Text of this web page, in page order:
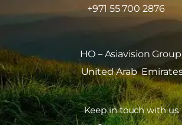
+971 55 700 2876
HO – Asiavision Group
United Arab
Keep in touch with us.